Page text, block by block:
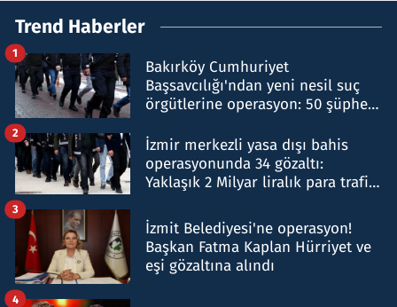
Trend Haberler
Bakırköy Cumhuriyet
Başsavcılığı'ndan yeni nesil suç
örgütlerine operasyon: 50 şüpheli
1
İzmir merkezli yasa dışı bahis
operasyonunda 34 gözaltı:
Yaklaşık 2 Milyar liralık para trafiği
2
İzmit Belediyesi'ne operasyon!
Başkan Fatma Kaplan Hürriyet ve
eşi gözaltına alındı
3
4